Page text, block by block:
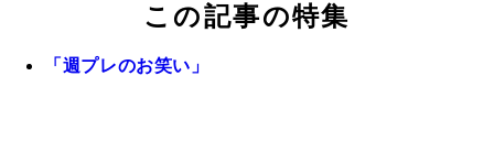
この記事の特集
「週プレのお笑い」